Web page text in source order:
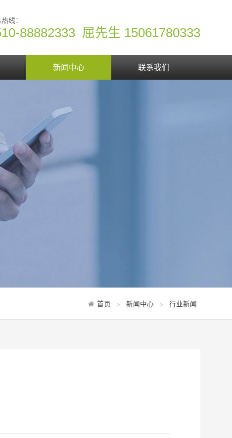
线：
88882333 屈先生 15061780333
新闻中心 联系我们
首页 新闻中心 行业新闻